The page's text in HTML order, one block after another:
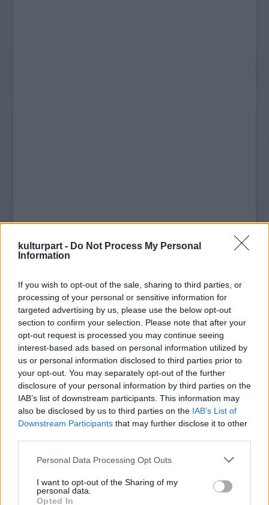
kulturpart - Do Not Process My Personal
Information
If you wish to opt-out of the sale, sharing to third parties, or
processing of your personal or sensitive information for
targeted advertising by us, please use the below opt-out
section to confirm your selection. Please note that after your
opt-out request is processed you may continue seeing
interest-based ads based on personal information utilized by
us or personal information disclosed to third parties prior to
your opt-out. You may separately opt-out of the further
disclosure of your personal information by third parties on the
IAB’s list of downstream participants. This information may
also be disclosed by us to third parties on the IAB’s List of
Downstream Participants that may further disclose it to other
Please note that this website/app uses one or more Google
not limited to your visit or usage behaviour. You may click to
grant or deny consent to Google and its third-party tags to
Personal Data Processing Opt Outs
I want to opt-out of the Sharing of my
personal data.
Opted In
"Ki is valójában a borítón látható szerző? Dr.
a társadalom nagy álmélkodására felkiáltott:
"hogy lehet valaki jogász egy olyan
országban, ahol nincs jog?!" Lecsavarozta
tehát a doktoros réztáblát - a jövőben nem
kell majd szidolozni - és belecsapott a szabad
életbe. (...) A "White Horse a hó alatt" című
kötet novelláiban egy kivételével Ő maga a
főszereplő, így a teljes olvasatban
nevezhetjük őt a mi főhősünknek. Főhősünk
szüntelenül úton van. E vándorlás fizikai
gyötrelmei közt időnként átálmodja magát,
az emlékezés és a képzelet helyszíneire. A
nagymama szobájából a Don-kanyarba. A
Déli sarkról a nagypapa halálos ágya mellé.
Ezeken a helyszíneken szenvedései csak
fokozódnak. "